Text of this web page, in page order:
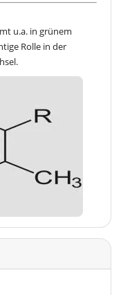
u.a. in grünem
Rolle in der